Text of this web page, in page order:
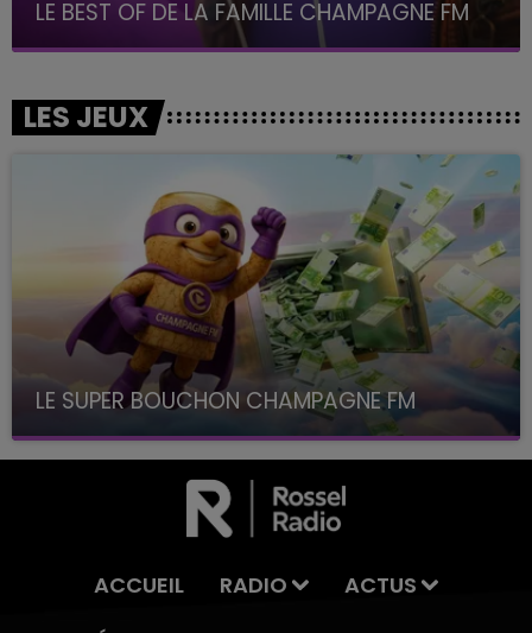
LE BEST OF DE LA FAMILLE CHAMPAGNE FM
LES JEUX
LE SUPER BOUCHON CHAMPAGNE FM
avec La Famille Champagne FM, à 8H10
ACCUEIL RADIO
ACTUS